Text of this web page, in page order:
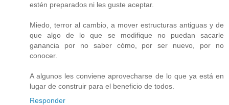
estén preparados ni les guste aceptar.
Miedo, terror al cambio, a mover estructuras antiguas y de
que algo de lo que se modifique no puedan sacarle
ganancia por no saber cómo, por ser nuevo, por no
conocer.
A algunos les conviene aprovecharse de lo que ya está en
lugar de construir para el beneficio de todos.
Responder